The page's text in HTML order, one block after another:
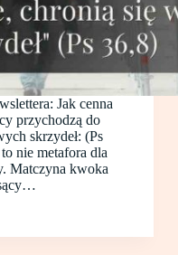
Jak cenna
przychodzą do
skrzydeł: (Ps
nie metafora dla
Matczyna kwoka